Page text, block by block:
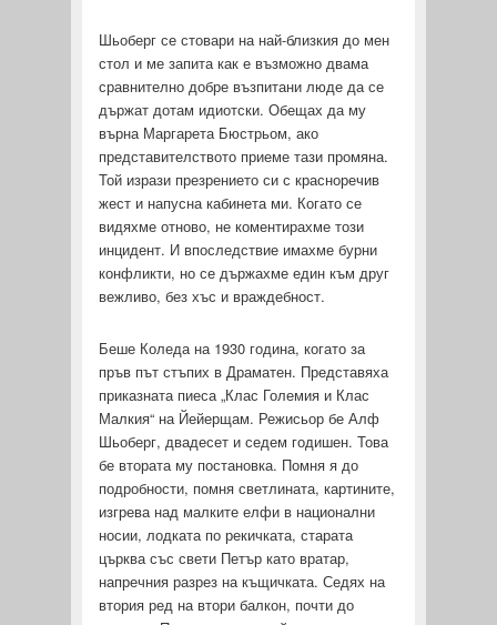
Шьоберг се стовари на най-близкия до мен
стол и ме запита как е възможно двама
сравнително добре възпитани люде да се
държат дотам идиотски. Обещах да му
върна Маргарета Бюстрьом, ако
представителството приеме тази промяна.
Той изрази презрението си с красноречив
жест и напусна кабинета ми. Когато се
видяхме отново, не коментирахме този
инцидент. И впоследствие имахме бурни
конфликти, но се държахме един към друг
вежливо, без хъс и враждебност.
Беше Коледа на 1930 година, когато за
пръв път стъпих в Драматен. Представяха
приказната пиеса „Клас Големия и Клас
Малкия“ на Йейерщам. Режисьор бе Алф
Шьоберг, двадесет и седем годишен. Това
бе втората му постановка. Помня я до
подробности, помня светлината, картините,
изгрева над малките елфи в национални
носии, лодката по рекичката, старата
църква със свети Петър като вратар,
напречния разрез на къщичката. Седях на
втория ред на втори балкон, почти до